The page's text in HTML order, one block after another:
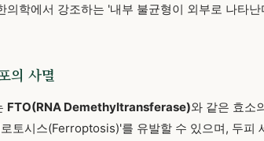
학에서 강조하는 '내부 불균형이 외부로 나타
의 사멸
FTO(RNA Demethyltransferase)와 같은 효소
토시스(Ferroptosis)'를 유발할 수 있으며, 두피